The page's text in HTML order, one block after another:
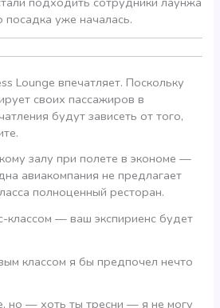
уже началась.
Lounge впечатляет. Поскольку
своих пассажиров в
будут зависеть от того,
залу при полете в экономе —
авиакомпания не предлагает
полноценный ресторан.
классом — ваш экспириенс будет
классом я бы предпочел нечто
но — хоть ты тресни — я не могу